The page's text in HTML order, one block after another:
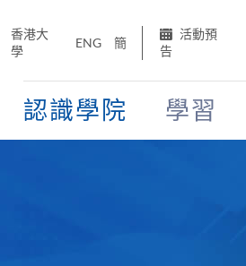
香港大
學
ENG 簡
活動預
告
認識學院 學習